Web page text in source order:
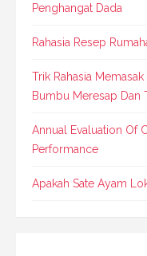
Penghangat Dada
Rahasia Resep
Trik Rahasia
Bumbu Meresap Dan
Annual Evaluation Of
Performance
Apakah Sate Ayam